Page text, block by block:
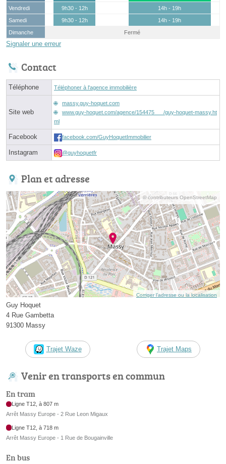
Vendredi
9h30 - 12h
14h - 19h
Samedi
9h30 - 12h
14h - 19h
Dimanche
Fermé
Signaler une erreur
Contact
Téléphone Téléphoner à l'agence immobilière
Site web
massy.guy-hoquet.com
www.guy-hoquet.com/agence/154475___/guy-hoquet-massy.ht
ml
Facebook facebook.com/GuyHoquetImmobilier
Instagram @guyhoquetfr
Plan et adresse
© contributeurs OpenStreetMap
Corriger l’adresse ou la localisation
Guy Hoquet
4 Rue Gambetta
91300 Massy
Trajet Waze Trajet Maps
Venir en transports en commun
En tram
Ligne T12, à 807 m
Arrêt Massy Europe - 2 Rue Leon Migaux
Ligne T12, à 718 m
Arrêt Massy Europe - 1 Rue de Bougainville
En bus